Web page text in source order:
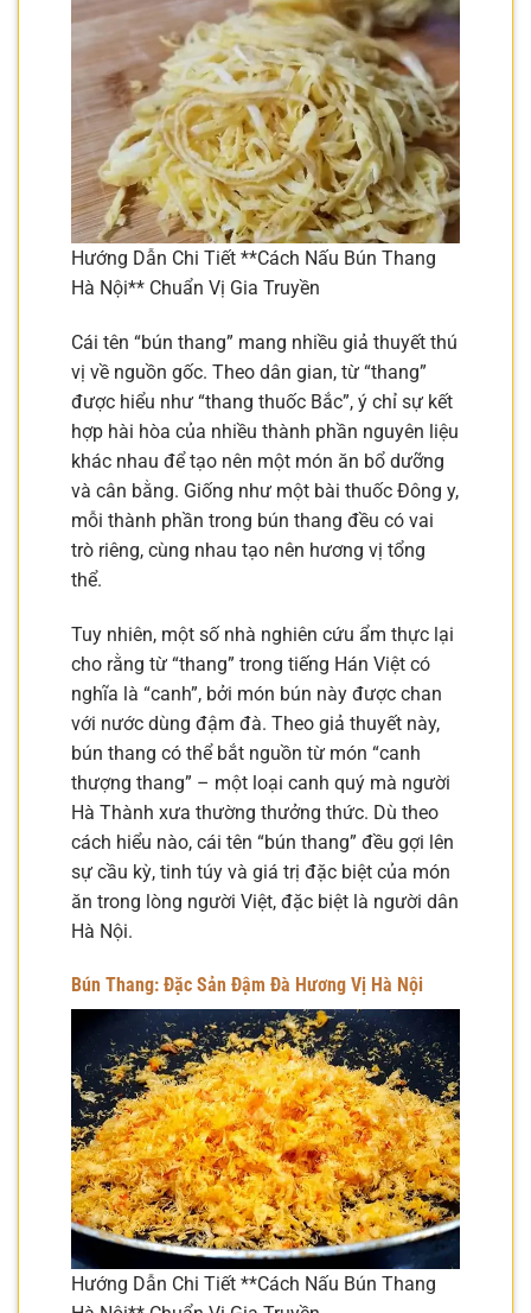
Hướng Dẫn Chi Tiết **Cách Nấu Bún Thang
Hà Nội** Chuẩn Vị Gia Truyền
Cái tên “bún thang” mang nhiều giả thuyết thú
vị về nguồn gốc. Theo dân gian, từ “thang”
được hiểu như “thang thuốc Bắc”, ý chỉ sự kết
hợp hài hòa của nhiều thành phần nguyên liệu
khác nhau để tạo nên một món ăn bổ dưỡng
và cân bằng. Giống như một bài thuốc Đông y,
mỗi thành phần trong bún thang đều có vai
trò riêng, cùng nhau tạo nên hương vị tổng
thể.
Tuy nhiên, một số nhà nghiên cứu ẩm thực lại
cho rằng từ “thang” trong tiếng Hán Việt có
nghĩa là “canh”, bởi món bún này được chan
với nước dùng đậm đà. Theo giả thuyết này,
bún thang có thể bắt nguồn từ món “canh
thượng thang” – một loại canh quý mà người
Hà Thành xưa thường thưởng thức. Dù theo
cách hiểu nào, cái tên “bún thang” đều gợi lên
sự cầu kỳ, tinh túy và giá trị đặc biệt của món
ăn trong lòng người Việt, đặc biệt là người dân
Hà Nội.
Bún Thang: Đặc Sản Đậm Đà Hương Vị Hà Nội
Hướng Dẫn Chi Tiết **Cách Nấu Bún Thang